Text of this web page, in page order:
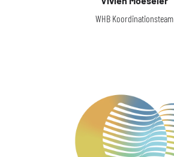
WHB Koordinationsteam